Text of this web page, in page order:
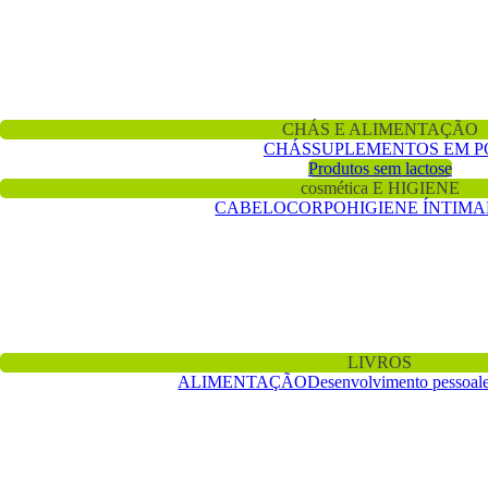
CHÁS E ALIMENTAÇÃO
CHÁSSUPLEMENTOS EM
Produtos sem lactose
cosmética E HIGIENE
CABELOCORPOHIGIENE ÍNTIMA
LIVROS
ALIMENTAÇÃODesenvolvimento pessoal